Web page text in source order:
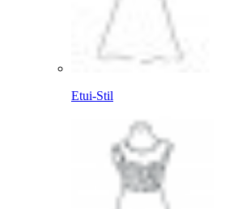
Etui-Stil